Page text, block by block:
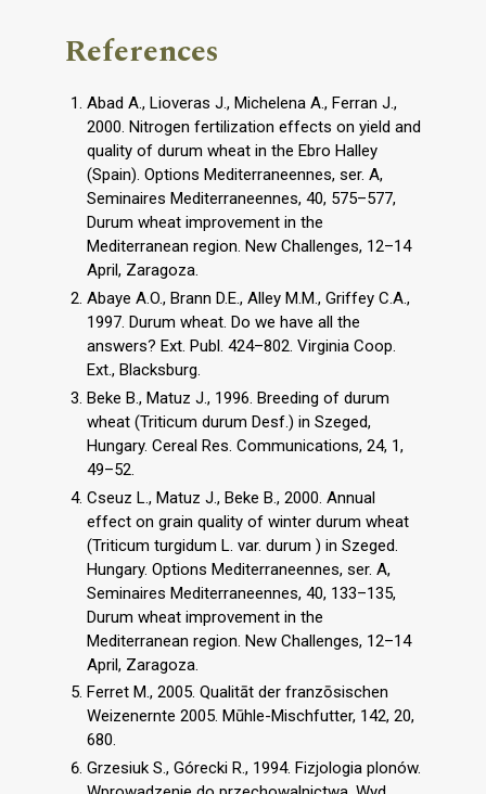
References
Abad A., Lioveras J., Michelena A., Ferran J.,
2000. Nitrogen fertilization effects on yield and
quality of durum wheat in the Ebro Halley
(Spain). Options Mediterraneennes, ser. A,
Seminaires Mediterraneennes, 40, 575–577,
Durum wheat improvement in the
Mediterranean region. New Challenges, 12–14
April, Zaragoza.
Abaye A.O., Brann D.E., Alley M.M., Griffey C.A.,
1997. Durum wheat. Do we have all the
answers? Ext. Publ. 424–802. Virginia Coop.
Ext., Blacksburg.
Beke B., Matuz J., 1996. Breeding of durum
wheat (Triticum durum Desf.) in Szeged,
Hungary. Cereal Res. Communications, 24, 1,
49–52.
Cseuz L., Matuz J., Beke B., 2000. Annual
effect on grain quality of winter durum wheat
(Triticum turgidum L. var. durum ) in Szeged.
Hungary. Options Mediterraneennes, ser. A,
Seminaires Mediterraneennes, 40, 133–135,
Durum wheat improvement in the
Mediterranean region. New Challenges, 12–14
April, Zaragoza.
Ferret M., 2005. Qualitāt der franzōsischen
Weizenernte 2005. Mūhle-Mischfutter, 142, 20,
680.
Grzesiuk S., Górecki R., 1994. Fizjologia plonów.